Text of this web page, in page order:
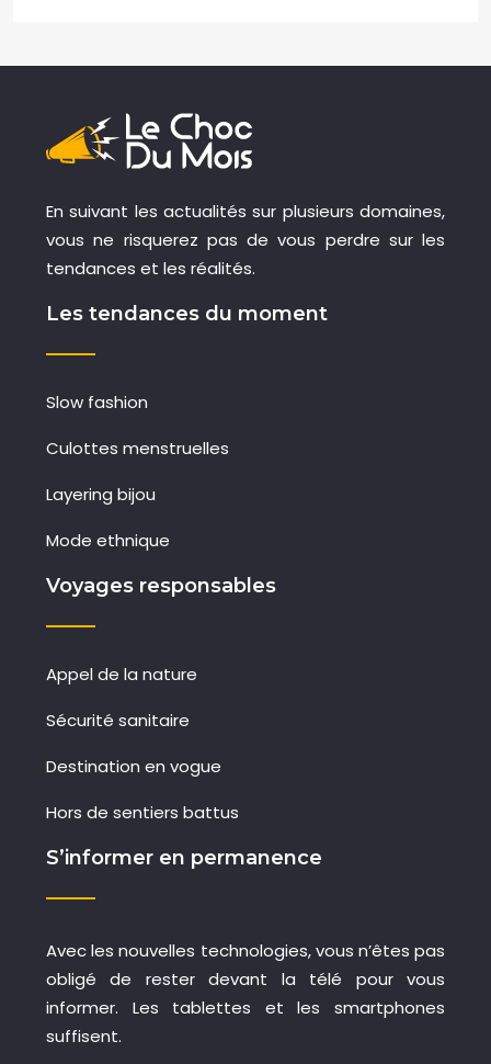
En suivant les actualités sur plusieurs domaines,
vous ne risquerez pas de vous perdre sur les
tendances et les réalités.
Les tendances du moment
Slow fashion
Culottes menstruelles
Layering bijou
Mode ethnique
Voyages responsables
Appel de la nature
Sécurité sanitaire
Destination en vogue
Hors de sentiers battus
S’informer en permanence
Avec les nouvelles technologies, vous n’êtes pas
obligé de rester devant la télé pour vous
informer. Les tablettes et les smartphones
suffisent.